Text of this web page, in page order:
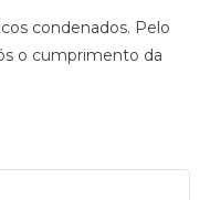
condenados. Pelo
o cumprimento da